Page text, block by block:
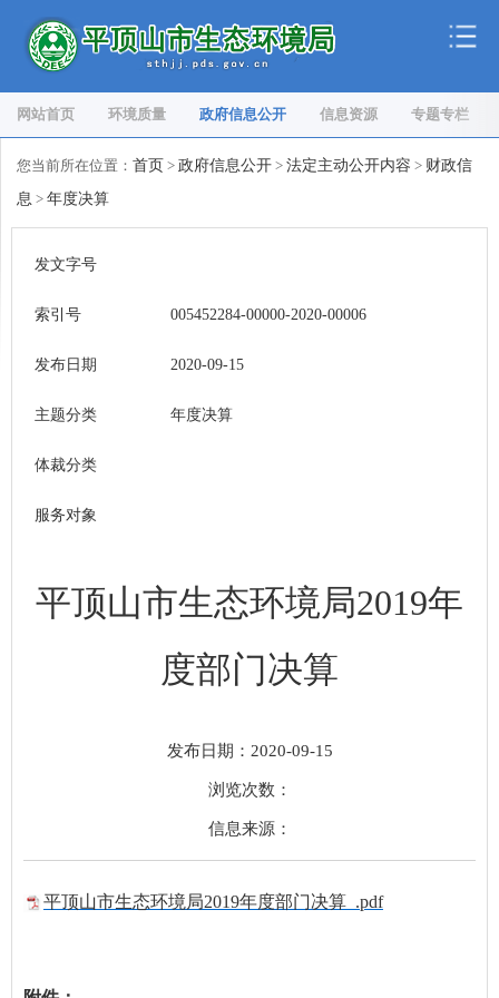
网站首页 环境质量 政府信息公开 信息资源 专题专栏
您当前所在位置： 首页 > 政府信息公开 > 法定主动公开内容 > 财政信
息 > 年度决算
发文字号
索引号 005452284-00000-2020-00006
发布日期 2020-09-15
主题分类 年度决算
体裁分类
服务对象
平顶山市生态环境局2019年
度部门决算
发布日期：2020-09-15
浏览次数：
信息来源：
平顶山市生态环境局2019年度部门决算 .pdf